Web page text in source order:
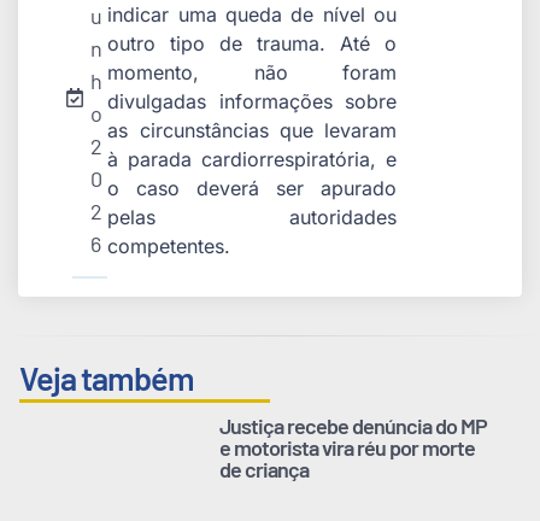
u
n
h
o
2
0
2
6
indicar uma queda de nível ou
outro tipo de trauma. Até o
momento, não foram
divulgadas informações sobre
as circunstâncias que levaram
à parada cardiorrespiratória, e
o caso deverá ser apurado
pelas autoridades
competentes.
Veja também
Justiça recebe denúncia do MP
e motorista vira réu por morte
de criança